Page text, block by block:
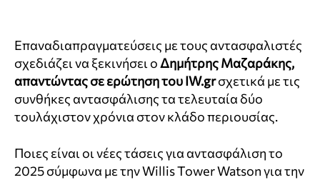
Επαναδιαπραγματεύσεις με τους αντασφαλιστές
σχεδιάζει να ξεκινήσει ο Δημήτρης Μαζαράκης,
απαντώντας σε ερώτηση τουIW.grσχετικά με τις
συνθήκες αντασφάλισης τα τελευταία δύο
τουλάχιστον χρόνια στον κλάδο περιουσίας.
Ποιες είναι οι νέες τάσεις για αντασφάλιση το
2025 σύμφωνα με την Willis Tower Watson για την